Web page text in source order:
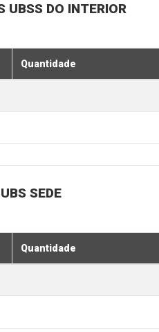
UBSS DO INTERIOR
Quantidade
SEDE
Quantidade